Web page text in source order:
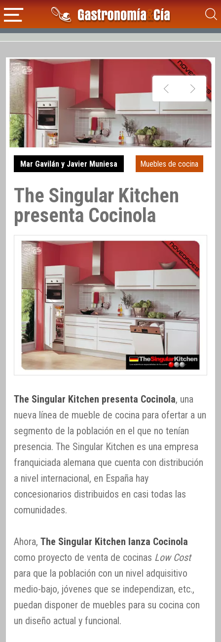
Mar Gavilán y Javier Muniesa Muebles de cocina
The Singular Kitchen
presenta Cocinola
The Singular Kitchen presenta Cocinola, una
nueva línea de mueble de cocina para ofertar a un
segmento de la población en el que no tenían
presencia. The Singular Kitchen es una empresa
franquiciada alemana que cuenta con distribución
a nivel internacional, en España hay
concesionarios distribuidos en casi todas las
comunidades.
Ahora, The Singular Kitchen lanza Cocinola
como proyecto de venta de cocinas Low Cost
para que la población con un nivel adquisitivo
medio-bajo, jóvenes que se independizan, etc.,
puedan disponer de muebles para su cocina con
un diseño actual y funcional.